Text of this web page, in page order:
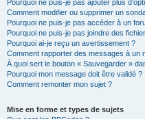
Pourquoi ne puis-je pas ajouter plus
Comment modifier ou supprimer un
Pourquoi ne puis-je pas accéder à un
Pourquoi ne puis-je pas joindre des
Pourquoi ai-je reçu un avertissement ?
Comment rapporter des messages à un
À quoi sert le bouton « Sauvegarder »
Pourquoi mon message doit être validé ?
Comment remonter mon sujet ?
Mise en forme et types de sujets